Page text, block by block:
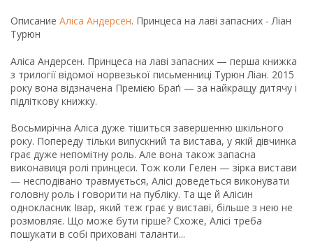
Описание Аліса Андерсен. Принцеса на лаві запасних - Ліан
Турюн
Аліса Андерсен. Принцеса на лаві запасних — перша книж­ка
з трилогії відомої норвезької письменниці Турюн Ліан. 2015
ро­ку вона відзначена Премією Браґі — за найкращу дитячу і
підліткову книжку.
Восьмирічна Аліса дуже тішиться завершенню шкіль­ного
року. Попереду тільки випускний та вистава, у якій дів­чинка
грає дуже непомітну роль. Але вона також запасна
виконавиця ролі принцеси. Тож коли Гелен — зірка вистави
— несподівано травмується, Алісі доведеться виконувати
головну роль і говорити на публіку. Та ще й Алісин
однокласник Івар, який теж грає у виставі, більше з нею не
розмовляє. Що може бути гірше? Схоже, Алісі треба
пошукати в собі приховані таланти...